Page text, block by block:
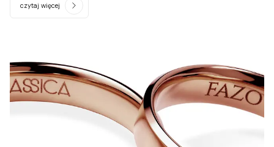
czytaj więcej